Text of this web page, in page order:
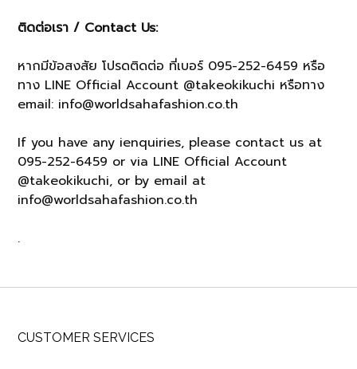
ติดต่อเรา / Contact Us:
หากมีข้อสงสัย โปรดติดต่อ ที่เบอร์ 095-252-6459 หรือ
ทาง LINE Official Account @takeokikuchi หรือทาง
email: info@worldsahafashion.co.th
If you have any ienquiries, please contact us at
095-252-6459 or via LINE Official Account
@takeokikuchi, or by email at
info@worldsahafashion.co.th
.
CUSTOMER SERVICES